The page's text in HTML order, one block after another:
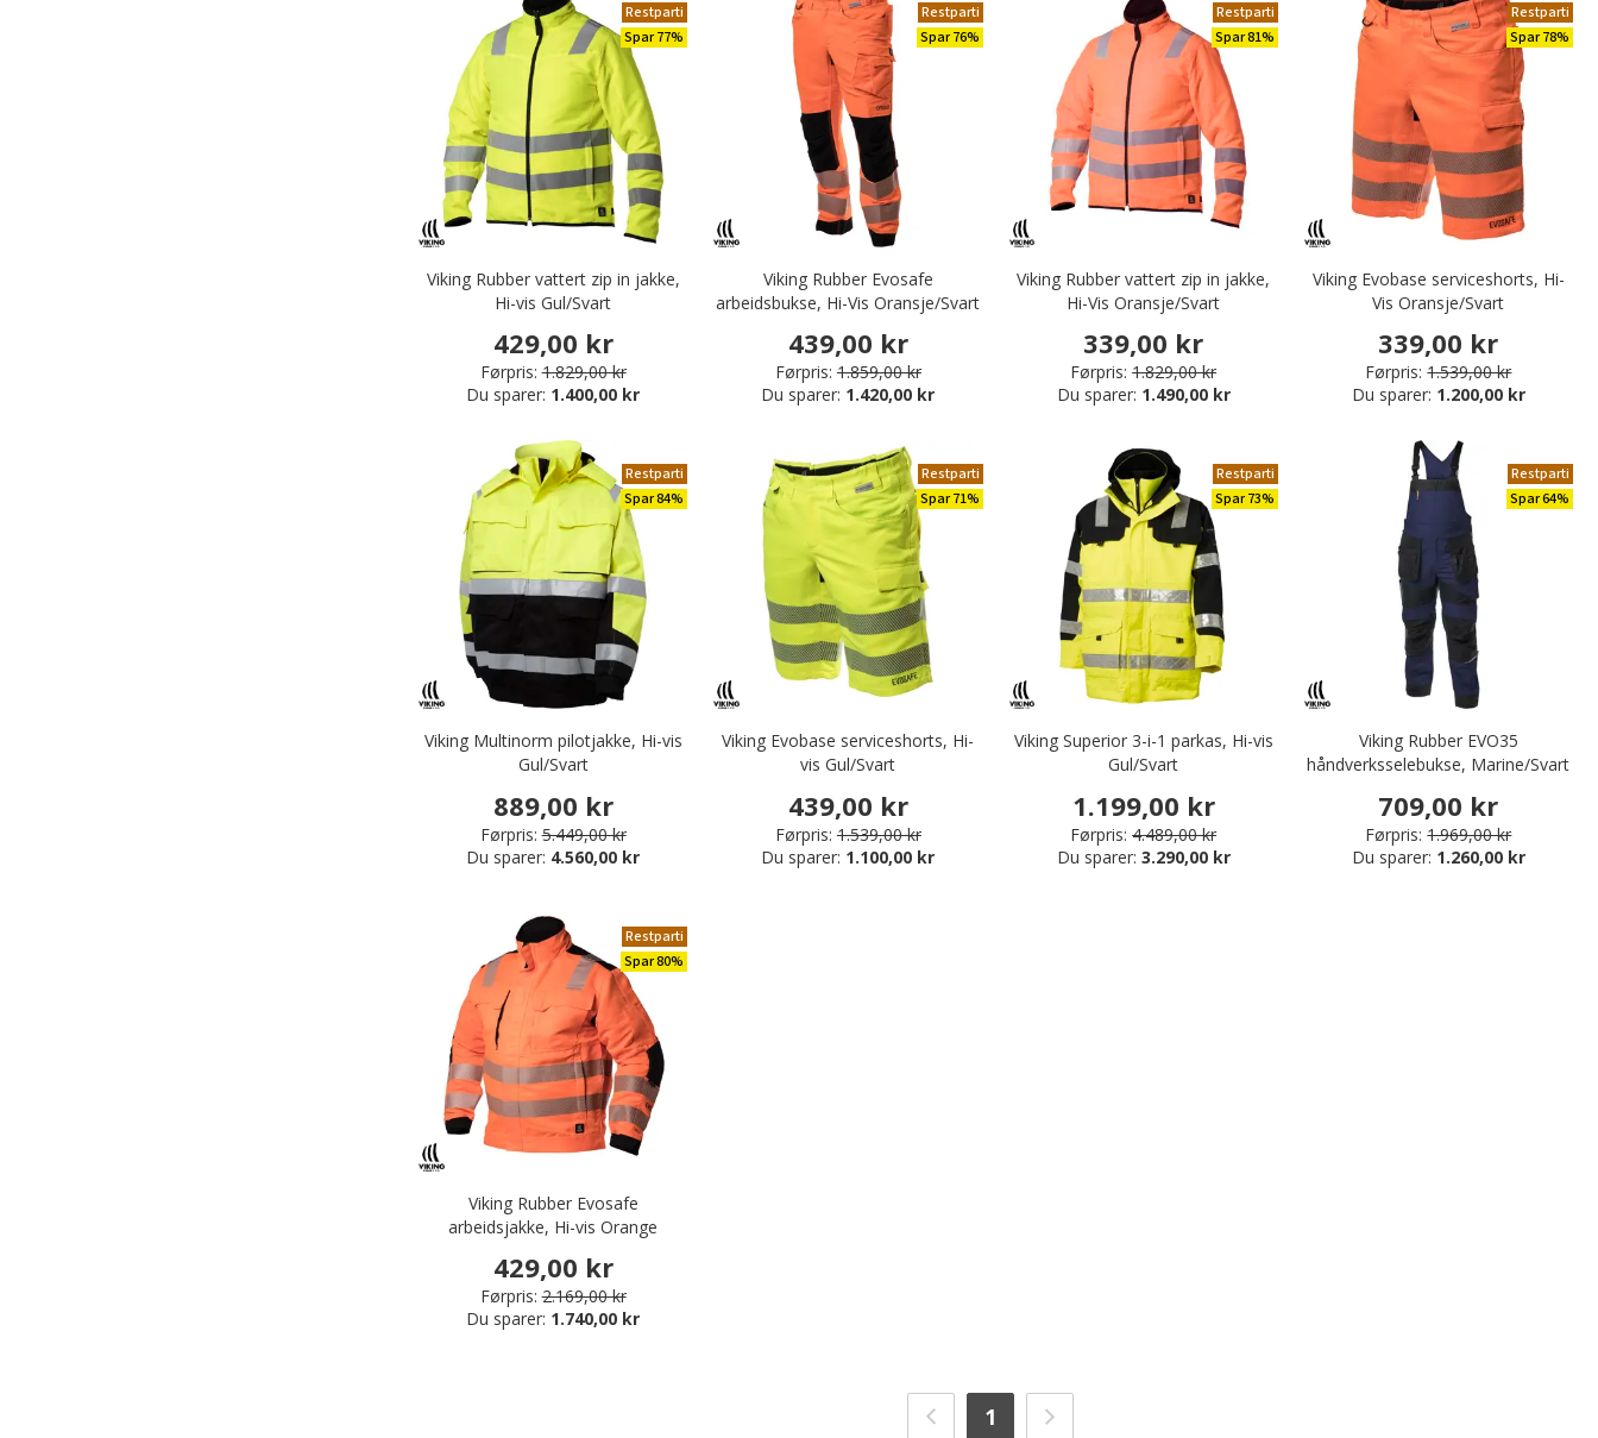
Restparti
Spar 77%
Viking Rubber vattert zip in jakke,
Hi-vis Gul/Svart
429,00 kr
Førpris: 1.829,00 kr
Du sparer: 1.400,00 kr
Restparti
Spar 76%
Viking Rubber Evosafe
arbeidsbukse, Hi-Vis Oransje/Svart
439,00 kr
Førpris: 1.859,00 kr
Du sparer: 1.420,00 kr
Restparti
Spar 81%
Viking Rubber vattert zip in jakke,
Hi-Vis Oransje/Svart
339,00 kr
Førpris: 1.829,00 kr
Du sparer: 1.490,00 kr
Restparti
Spar 78%
Viking Evobase serviceshorts, Hi-
Vis Oransje/Svart
339,00 kr
Førpris: 1.539,00 kr
Du sparer: 1.200,00 kr
Restparti
Spar 84%
Viking Multinorm pilotjakke, Hi-vis
Gul/Svart
889,00 kr
Førpris: 5.449,00 kr
Du sparer: 4.560,00 kr
Restparti
Spar 71%
Viking Evobase serviceshorts, Hi-
vis Gul/Svart
439,00 kr
Førpris: 1.539,00 kr
Du sparer: 1.100,00 kr
Restparti
Spar 73%
Viking Superior 3-i-1 parkas, Hi-vis
Gul/Svart
1.199,00 kr
Førpris: 4.489,00 kr
Du sparer: 3.290,00 kr
Restparti
Spar 64%
Viking Rubber EVO35
håndverksselebukse, Marine/Svart
709,00 kr
Førpris: 1.969,00 kr
Du sparer: 1.260,00 kr
Restparti
Spar 80%
Viking Rubber Evosafe
arbeidsjakke, Hi-vis Orange
429,00 kr
Førpris: 2.169,00 kr
Du sparer: 1.740,00 kr
1